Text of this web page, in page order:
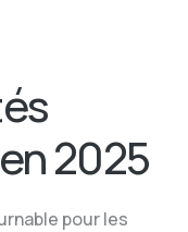
2025
pour les